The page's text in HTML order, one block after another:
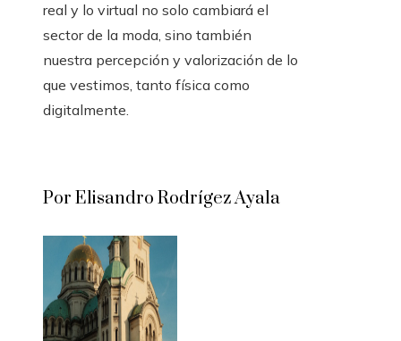
real y lo virtual no solo cambiará el
sector de la moda, sino también
nuestra percepción y valorización de lo
que vestimos, tanto física como
digitalmente.
Por Elisandro Rodrígez Ayala